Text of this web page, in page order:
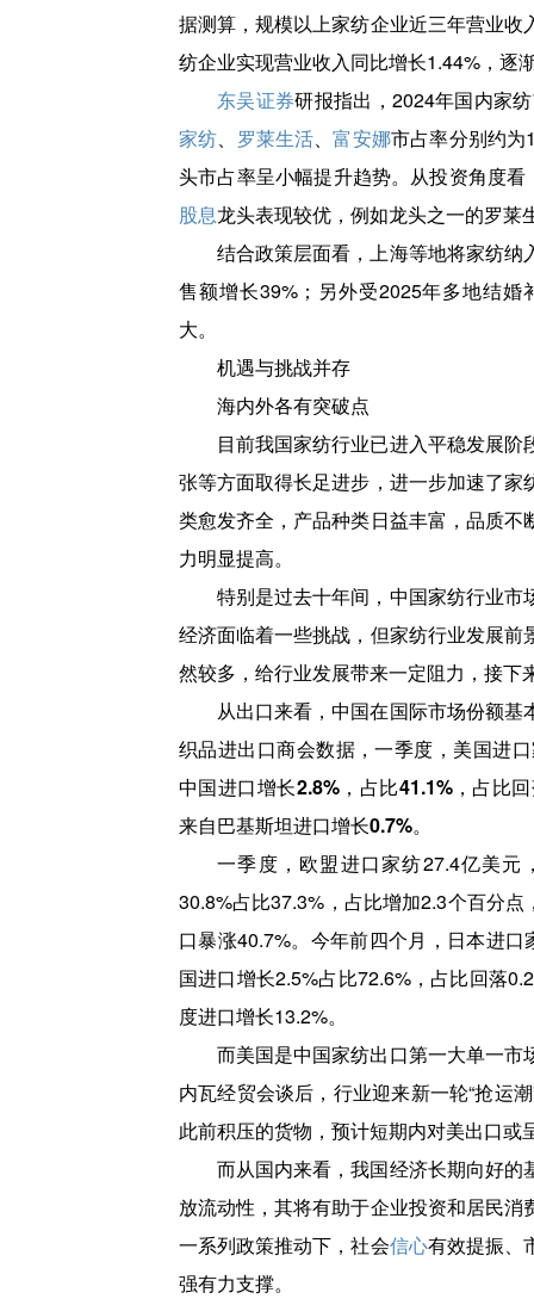
据测算，规模以上家纺企业近三年营业
纺企业实现营业收入同比增长1.44%，逐
东吴证券研报指出，2024年国内家
家纺、 罗莱生活、富安娜市占率分别约为
头市占率呈小幅提升趋势。从投资角度
股息龙头表现较优，例如龙头之一的罗莱
结合政策层面看，上海等地将家纺纳
售额增长39%；另外受2025年多地结
大。
机遇与挑战并存
海内外各有突破点
目前我国家纺行业已进入平稳发展
张等方面取得长足进步，进一步加速了
类愈发齐全，产品种类日益丰富，品质
力明显提高。
特别是过去十年间，中国家纺行业
经济面临着一些挑战，但家纺行业发展
然较多，给行业发展带来一定阻力，接下
从出口来看，中国在国际市场份额
织品进出口商会数据，一季度，美国进
中国进口增长2.8%，占比41.1%，占比
来自巴基斯坦进口增长0.7%。
一季度，欧盟进口家纺27.4亿美元
30.8%占比37.3%，占比增加2.3个百分
口暴涨40.7%。今年前四个月，日本进
国进口增长2.5%占比72.6%，占比回落
度进口增长13.2%。
而美国是中国家纺出口第一大单一
内瓦经贸会谈后，行业迎来新一轮“抢运
此前积压的货物，预计短期内对美出口或
而从国内来看，我国经济长期向好
放流动性，其将有助于企业投资和居民
一系列政策推动下，社会信心有效提振、
强有力支撑。